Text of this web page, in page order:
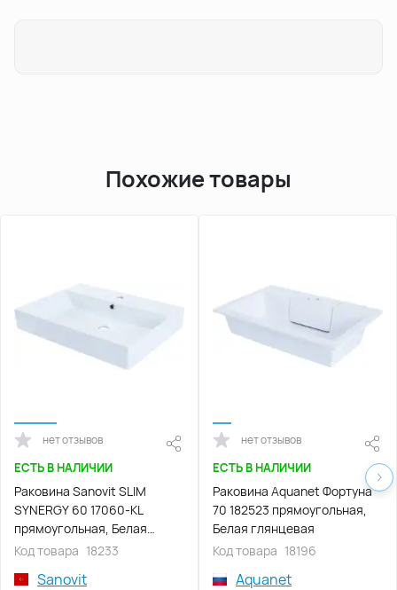
Похожие товары
нет отзывов
ЕСТЬ В НАЛИЧИИ
Раковина Sanovit SLIM
SYNERGY 60 17060-KL
прямоугольная, Белая
глянцевая
Код товара 18233
Sanovit
нет отзывов
ЕСТЬ В НАЛИЧИИ
Раковина Aquanet Фортуна
70 182523 прямоугольная,
Белая глянцевая
Код товара 18196
Aquanet